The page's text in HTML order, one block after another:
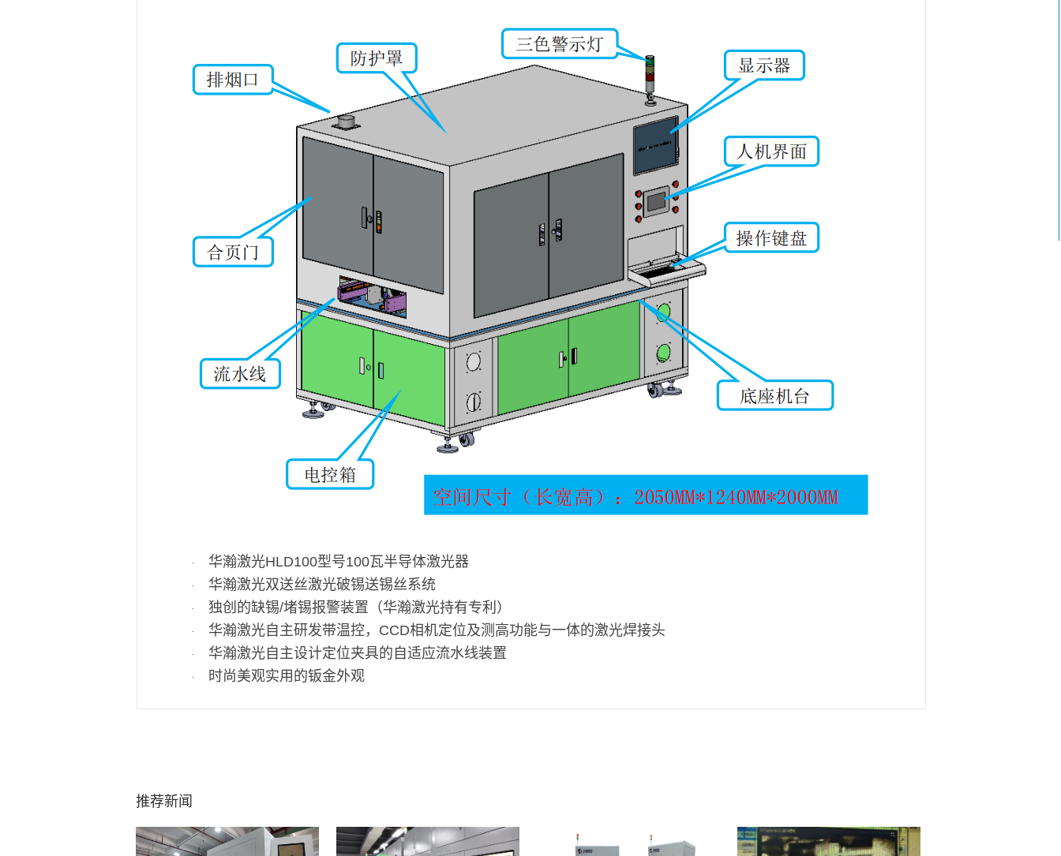
· 华瀚激光HLD100型号100瓦半导体激光器
· 华瀚激光双送丝激光破锡送锡丝系统
· 独创的缺锡/堵锡报警装置（华瀚激光持有专利）
· 华瀚激光自主研发带温控，CCD相机定位及测高功能与一体的激光焊接头
· 华瀚激光自主设计定位夹具的自适应流水线装置
· 时尚美观实用的钣金外观
推荐新闻